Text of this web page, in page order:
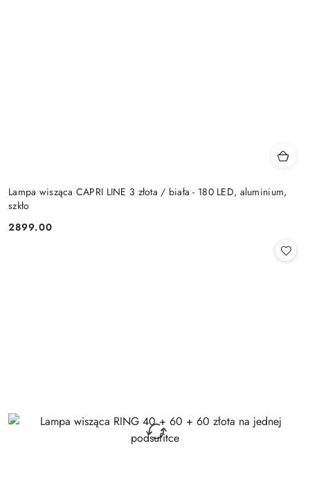
Lampa wisząca CAPRI LINE 3 złota / biała - 180 LED, aluminium,
szkło
Cena:
2899.00